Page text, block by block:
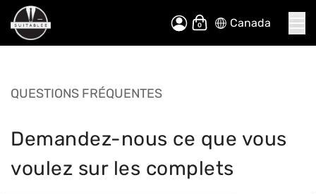
Canada
Allez
au
QUESTIONS FRÉQUENTES
Demandez-nous ce que vous
voulez sur les complets